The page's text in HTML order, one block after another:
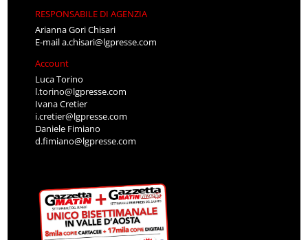
RESPONSABILE DI AGENZIA
Arianna Gori Chisari
E-maila.chisari@lgpresse.com
Account
Luca Torino
l.torino@lgpresse.com
Ivana Cretier
i.cretier@lgpresse.com
Daniele Fimiano
d.fimiano@lgpresse.com